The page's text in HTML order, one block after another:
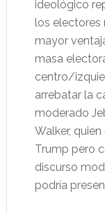
ideológico
los electores
mayor
masa
centro/
arrebatar la
moderado
Walker,
Trump pero
discurso
podría